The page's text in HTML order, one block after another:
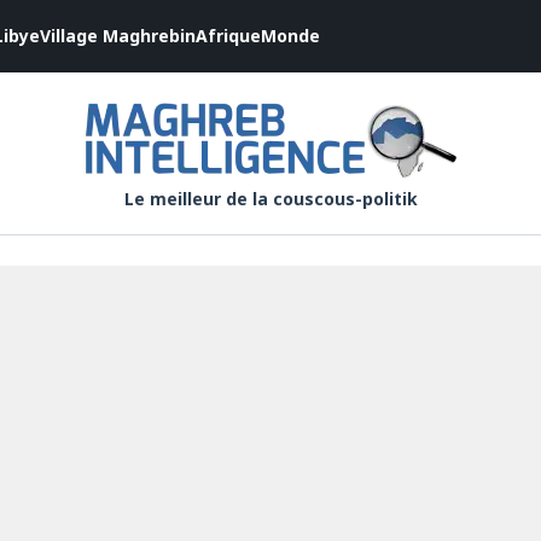
Village MaghrebinAfriqueMonde
Le meilleur de la couscous-politik